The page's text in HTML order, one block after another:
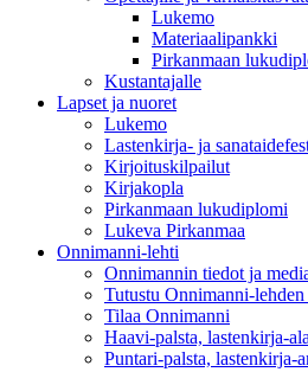
Lukemo
Materiaalipankki
Pirkanmaan
Kustantajalle
Lapset ja nuoret
Lukemo
Lastenkirja- ja
Kirjoituskilpailut
Kirjakopla
Pirkanmaan lukudiplomi
Lukeva Pirkanmaa
Onnimanni-lehti
Onnimannin tiedot ja
Tutustu Onnimanni-
Tilaa Onnimanni
Haavi-palsta, lastenkirja-
Puntari-palsta, lastenkirja-